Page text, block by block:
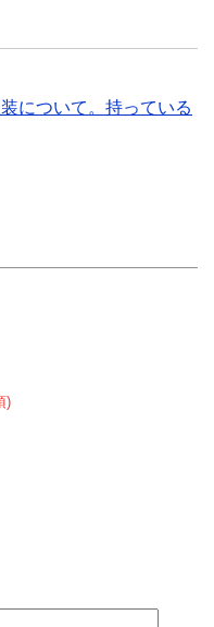
について。持っている
)